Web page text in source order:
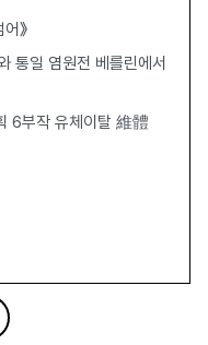
》
통일 염원전 베를린에서
6부작 유체이탈 維體離